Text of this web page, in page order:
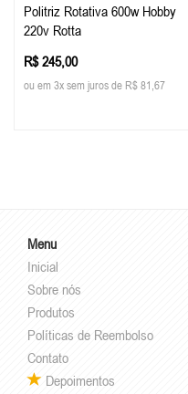
Politriz Rotativa 600w Hobby
220v Rotta
R$ 245,00
ou em 3x sem juros de R$ 81,67
Menu
Inicial
Sobre nós
Produtos
Políticas de Reembolso
Contato
Depoimentos